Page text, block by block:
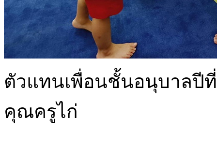
ตัวแทนเพื่อนชั้นอนุบาลปี
คุณครูไก่